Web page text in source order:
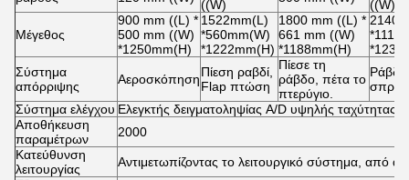
((W)
((W)
Μέγεθος
900 mm ((L) *
500 mm ((W)
*1250mm(H)
1522mm(L)
*560mm(W)
*1222mm(H)
1800 mm ((L) *
661 mm ((W)
*1188mm(H)
Σύστημα
απόρριψης
ΑεροσκόπησηΠίεση ραβδί,
Flap πτώση
Πίεσε τη
ράβδο, πέτα το
πτερύγιο.
Σύστημα ελέγχου Ελεγκτής δειγματοληψίας A/D υψηλής ταχύτητας
Αποθήκευση
παραμέτρων
2000
Κατεύθυνση
λειτουργίας
Αντιμετωπίζοντας το λειτουργικό σύστημα, από